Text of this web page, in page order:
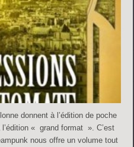
donnent à l’édition de poche
« grand format ». C’est
nous offre un volume tout